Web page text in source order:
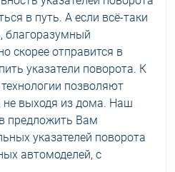
в путь. А если всё-таки
благоразумный
скорее отправится в
указатели поворота. К
позволяют
не выходя из дома. Наш
предложить Вам
указателей поворота
автомоделей, с